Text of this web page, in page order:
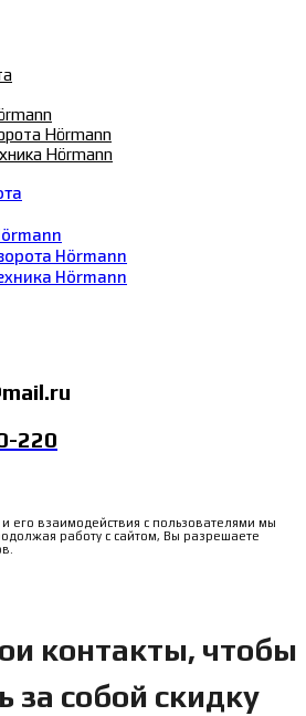
Hörmann
Hörmann
Hörmann
Hörmann
220
его взаимодействия с пользователями мы
работу с сайтом, Вы разрешаете
контакты, чтобы
за собой скидку